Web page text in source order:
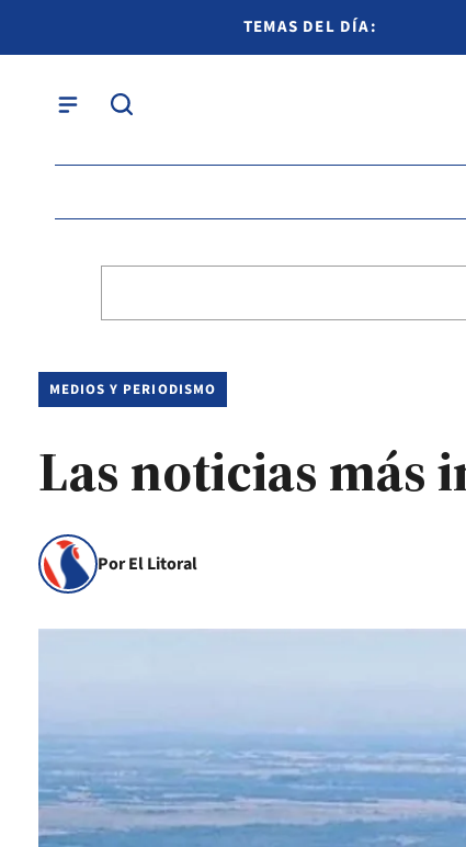
TEMAS DEL DÍA:
MEDIOS Y PERIODISMO
Las noticias más
Por El Litoral